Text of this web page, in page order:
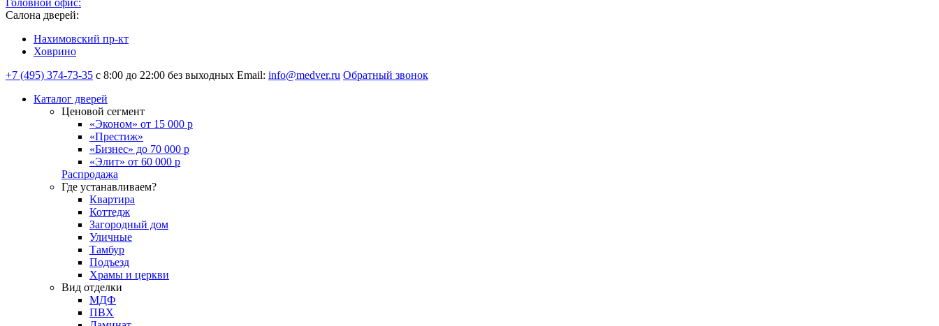
Головной офис:
Салона дверей:
Нахимовский пр-кт
Ховрино
+7 (495) 374-73-35 с 8:00 до 22:00 без выходных Email: info@medver.ru Обратный звонок
Каталог дверей
Ценовой сегмент
«Эконом» от 15 000 р
«Престиж»
«Бизнес» до 70 000 р
«Элит» от 60 000 р
Распродажа
Где устанавливаем?
Квартира
Коттедж
Загородный дом
Уличные
Тамбур
Подъезд
Храмы и церкви
Вид отделки
МДФ
ПВХ